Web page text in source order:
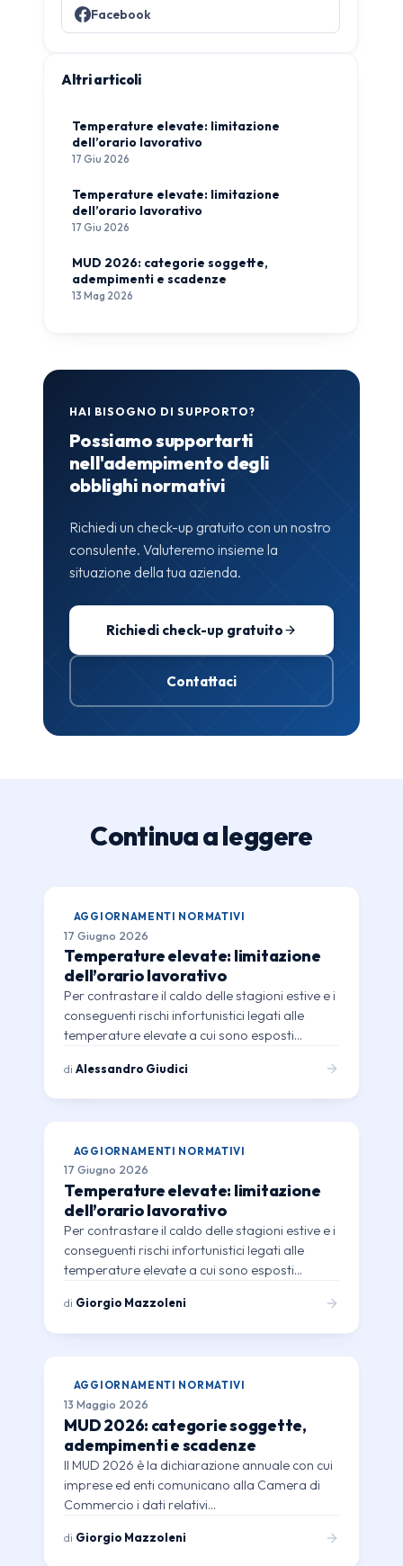
Facebook
Altri articoli
Temperature elevate: limitazione
dell’orario lavorativo
17 Giu 2026
Temperature elevate: limitazione
dell’orario lavorativo
17 Giu 2026
MUD 2026: categorie soggette,
adempimenti e scadenze
13 Mag 2026
HAI BISOGNO DI SUPPORTO?
Possiamo supportarti
nell'adempimento degli
obblighi normativi
Richiedi un check-up gratuito con un nostro
consulente. Valuteremo insieme la
situazione della tua azienda.
Richiedi check-up gratuito
Contattaci
Continua a leggere
AGGIORNAMENTI NORMATIVI
17 Giugno 2026
Temperature elevate: limitazione
dell’orario lavorativo
Per contrastare il caldo delle stagioni estive e i
conseguenti rischi infortunistici legati alle
temperature elevate a cui sono esposti…
diAlessandro Giudici
AGGIORNAMENTI NORMATIVI
17 Giugno 2026
Temperature elevate: limitazione
dell’orario lavorativo
Per contrastare il caldo delle stagioni estive e i
conseguenti rischi infortunistici legati alle
temperature elevate a cui sono esposti…
di Giorgio Mazzoleni
AGGIORNAMENTI NORMATIVI
13 Maggio 2026
MUD 2026: categorie soggette,
adempimenti e scadenze
Il MUD 2026 è la dichiarazione annuale con cui
imprese ed enti comunicano alla Camera di
Commercio i dati relativi…
di Giorgio Mazzoleni